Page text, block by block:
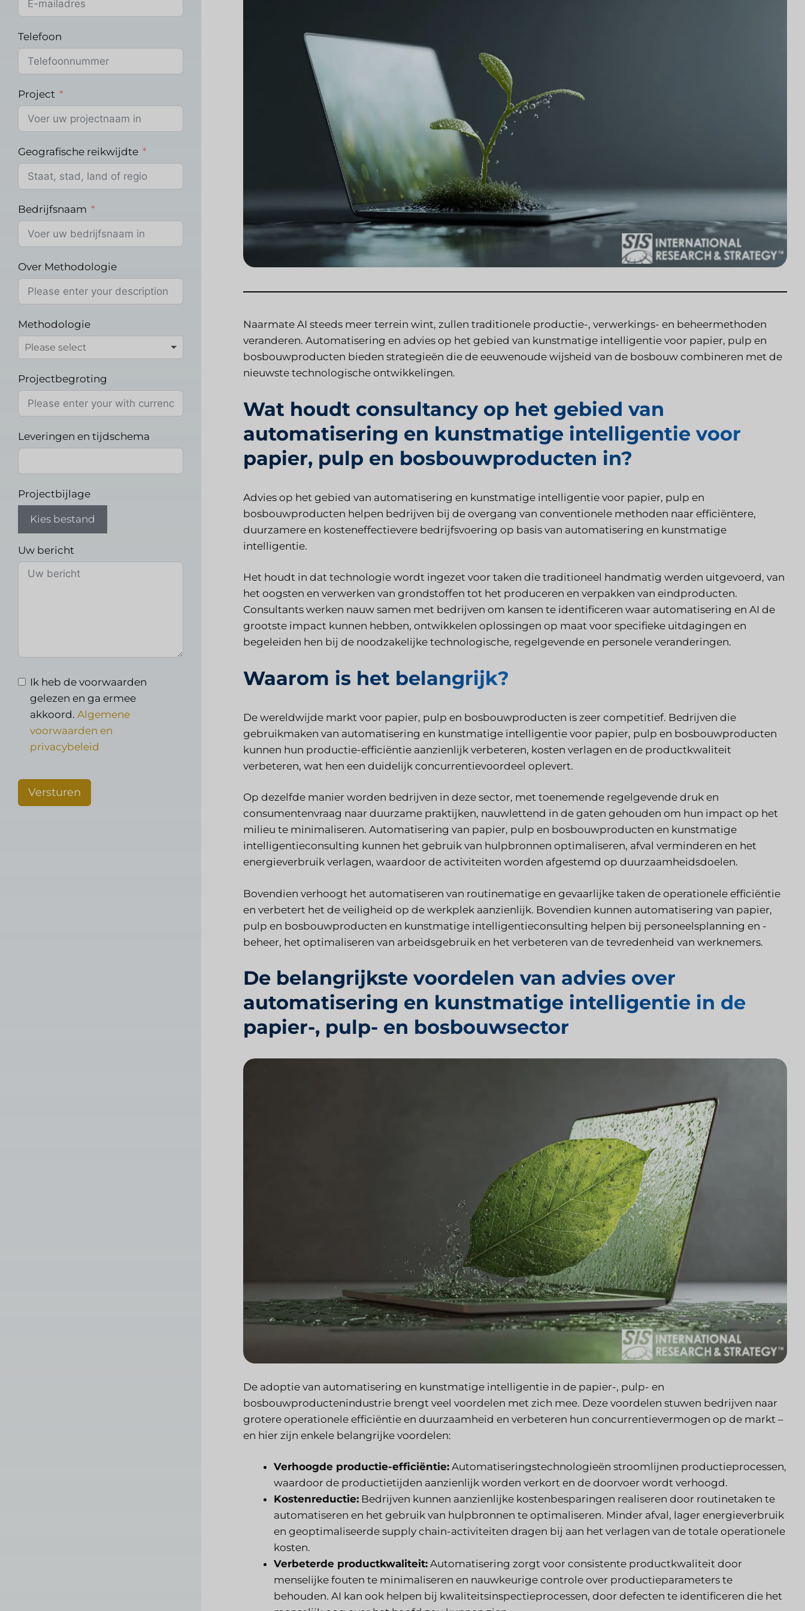
Naarmate AI steeds meer terrein wint, zullen traditionele productie-, verwerkings- en beheermethoden
veranderen. Automatisering en advies op het gebied van kunstmatige intelligentie voor papier, pulp en
bosbouwproducten bieden strategieën die de eeuwenoude wijsheid van de bosbouw combineren met de
nieuwste technologische ontwikkelingen.
Wat houdt consultancy op het gebied van
automatisering en kunstmatige intelligentie voor
papier, pulp en bosbouwproducten in?
Advies op het gebied van automatisering en kunstmatige intelligentie voor papier, pulp en
bosbouwproducten helpen bedrijven bij de overgang van conventionele methoden naar efficiëntere,
duurzamere en kosteneffectievere bedrijfsvoering op basis van automatisering en kunstmatige
intelligentie.
Het houdt in dat technologie wordt ingezet voor taken die traditioneel handmatig werden uitgevoerd, van
het oogsten en verwerken van grondstoffen tot het produceren en verpakken van eindproducten.
Consultants werken nauw samen met bedrijven om kansen te identificeren waar automatisering en AI de
grootste impact kunnen hebben, ontwikkelen oplossingen op maat voor specifieke uitdagingen en
begeleiden hen bij de noodzakelijke technologische, regelgevende en personele veranderingen.
Waarom is het belangrijk?
De wereldwijde markt voor papier, pulp en bosbouwproducten is zeer competitief. Bedrijven die
gebruikmaken van automatisering en kunstmatige intelligentie voor papier, pulp en bosbouwproducten
kunnen hun productie-efficiëntie aanzienlijk verbeteren, kosten verlagen en de productkwaliteit
verbeteren, wat hen een duidelijk concurrentievoordeel oplevert.
Op dezelfde manier worden bedrijven in deze sector, met toenemende regelgevende druk en
consumentenvraag naar duurzame praktijken, nauwlettend in de gaten gehouden om hun impact op het
milieu te minimaliseren. Automatisering van papier, pulp en bosbouwproducten en kunstmatige
intelligentieconsulting kunnen het gebruik van hulpbronnen optimaliseren, afval verminderen en het
energieverbruik verlagen, waardoor de activiteiten worden afgestemd op duurzaamheidsdoelen.
Bovendien verhoogt het automatiseren van routinematige en gevaarlijke taken de operationele efficiëntie
en verbetert het de veiligheid op de werkplek aanzienlijk. Bovendien kunnen automatisering van papier,
pulp en bosbouwproducten en kunstmatige intelligentieconsulting helpen bij personeelsplanning en -
beheer, het optimaliseren van arbeidsgebruik en het verbeteren van de tevredenheid van werknemers.
De belangrijkste voordelen van advies over
automatisering en kunstmatige intelligentie in de
papier-, pulp- en bosbouwsector
De adoptie van automatisering en kunstmatige intelligentie in de papier-, pulp- en
bosbouwproductenindustrie brengt veel voordelen met zich mee. Deze voordelen stuwen bedrijven naar
grotere operationele efficiëntie en duurzaamheid en verbeteren hun concurrentievermogen op de markt –
en hier zijn enkele belangrijke voordelen:
Verhoogde productie-efficiëntie: Automatiseringstechnologieën stroomlijnen productieprocessen,
waardoor de productietijden aanzienlijk worden verkort en de doorvoer wordt verhoogd.
Kostenreductie: Bedrijven kunnen aanzienlijke kostenbesparingen realiseren door routinetaken te
automatiseren en het gebruik van hulpbronnen te optimaliseren. Minder afval, lager energieverbruik
en geoptimaliseerde supply chain-activiteiten dragen bij aan het verlagen van de totale operationele
kosten.
Verbeterde productkwaliteit: Automatisering zorgt voor consistente productkwaliteit door
menselijke fouten te minimaliseren en nauwkeurige controle over productieparameters te
behouden. AI kan ook helpen bij kwaliteitsinspectieprocessen, door defecten te identificeren die het
Telefoon
Project
Geografische reikwijdte
Bedrijfsnaam
Over Methodologie
Methodologie
Projectbegroting
Leveringen en tijdschema
Projectbijlage
Kies bestand
Uw bericht
Ik heb de voorwaarden
gelezen en ga ermee
akkoord. Algemene
voorwaarden en
privacybeleid
Versturen